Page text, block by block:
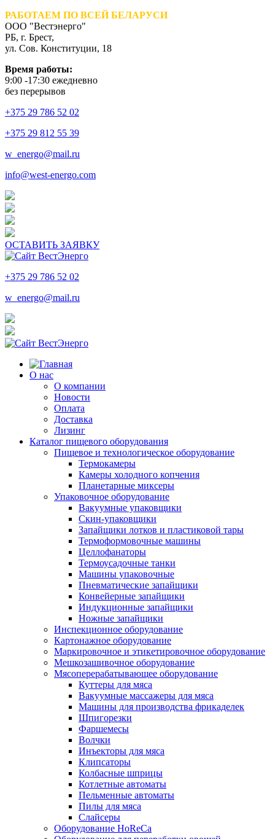
РАБОТАЕМ ПО ВСЕЙ БЕЛАРУСИ
ООО "Вестэнерго"
РБ, г. Брест,
ул. Сов. Конституции, 18
Время работы:
9:00 -17:30 ежедневно
без перерывов
+375 29 786 52 02
+375 29 812 55 39
w_energo@mail.ru
info@west-energo.com
ОСТАВИТЬ ЗАЯВКУ
+375 29 786 52 02
w_energo@mail.ru
О нас
О компании
Новости
Оплата
Доставка
Лизинг
Каталог пищевого оборудования
Пищевое и технологическое оборудование
Термокамеры
Камеры холодного копчения
Планетарные миксеры
Упаковочное оборудование
Вакуумные упаковщики
Скин-упаковщики
Запайщики лотков и пластиковой тары
Термоформовочные машины
Целлофанаторы
Термоусадочные танки
Машины упаковочные
Пневматические запайщики
Конвейерные запайщики
Индукционные запайщики
Ножные запайщики
Инспекционное оборудование
Картонажное оборудование
Маркировочное и этикетировочное оборудование
Мешкозашивочное оборудование
Мясоперерабатывающее оборудование
Куттеры для мяса
Вакуумные массажеры для мяса
Машины для производства фрикаделек
Шпигорезки
Фаршемесы
Волчки
Инъекторы для мяса
Клипсаторы
Колбасные шприцы
Котлетные автоматы
Пельменные автоматы
Пилы для мяса
Слайсеры
Оборудование HoReCa